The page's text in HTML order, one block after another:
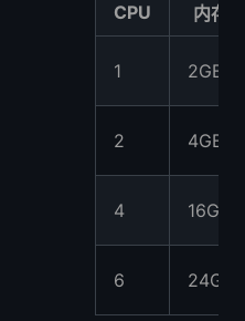
CPU 内存
1 2GB
2 4GB
4 16GB
6 24GB